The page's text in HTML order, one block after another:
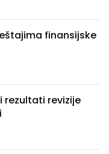
finansijske
rezultati revizije